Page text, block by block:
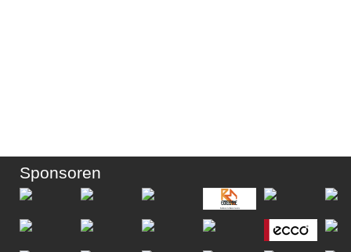
Sponsoren